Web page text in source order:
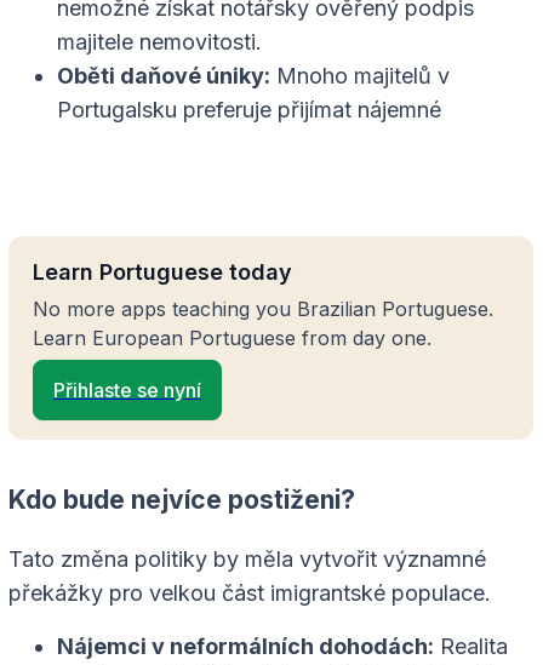
nemožné získat notářsky ověřený podpis
majitele nemovitosti.
Oběti daňové úniky: Mnoho majitelů v
Portugalsku preferuje přijímat nájemné
Learn Portuguese today
No more apps teaching you Brazilian Portuguese.
Learn European Portuguese from day one.
Přihlaste se nyní
Kdo bude nejvíce postiženi?
Tato změna politiky by měla vytvořit významné
překážky pro velkou část imigrantské populace.
Nájemci v neformálních dohodách: Realita